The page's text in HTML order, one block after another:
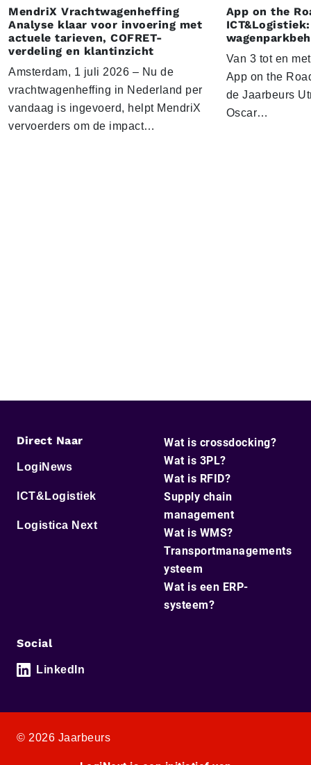
MendriX Vrachtwagenheffing
Analyse klaar voor invoering met
actuele tarieven, COFRET-
verdeling en klantinzicht
Amsterdam, 1 juli 2026 – Nu de
vrachtwagenheffing in Nederland per
vandaag is ingevoerd, helpt MendriX
vervoerders om de impact…
App on the
Van 3 tot en
App on the
de Jaarbeurs
Oscar…
Direct Naar
LogiNews
ICT&Logistiek
Logistica Next
Wat is crossdocking?
Wat is 3PL?
Wat is RFID?
Supply chain
management
Wat is WMS?
Transportmanagements
ysteem
Wat is een ERP-
systeem?
Social
LinkedIn
© 2026 Jaarbeurs